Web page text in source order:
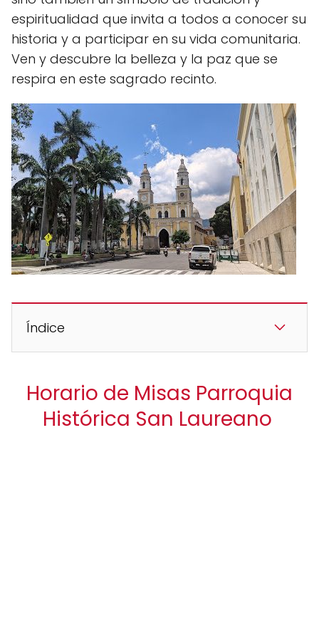
espiritualidad que invita a todos a conocer su
historia y a participar en su vida comunitaria.
Ven y descubre la belleza y la paz que se
respira en este sagrado recinto.
Índice
Horario de Misas Parroquia
Histórica San Laureano